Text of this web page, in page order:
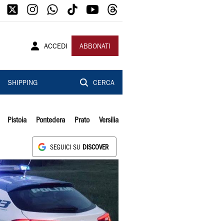
ACCEDI ABBONATI
SHIPPING CERCA
Pistoia Pontedera Prato Versilia
SEGUICI SU DISCOVER